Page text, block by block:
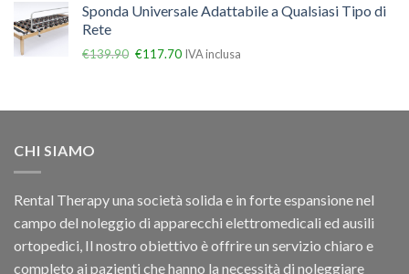
Sponda Universale Adattabile a Qualsiasi Tipo di
Rete
€139.90 €117.70 IVA inclusa
CHI SIAMO
Rental Therapy una società solida e in forte espansione nel
campo del noleggio di apparecchi elettromedicali ed ausili
ortopedici, Il nostro obiettivo è offrire un servizio chiaro e
completo ai pazienti che hanno la necessità di noleggiare